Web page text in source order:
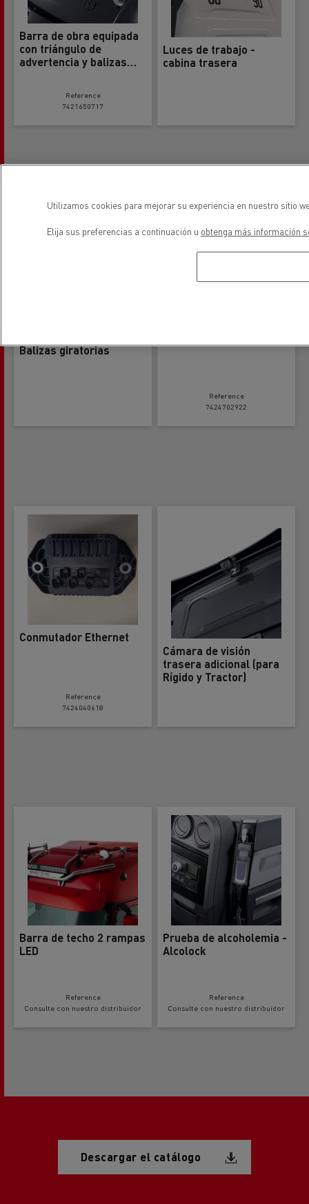
Barra de obra equipada
con triángulo de
advertencia y balizas
Reference
7421650717
Luces de trabajo -
cabina trasera
Balizas giratorias
Reference
7424702922
Conmutador Ethernet
Reference
7424040618
Cámara de visión
trasera adicional (para
Rígido y Tractor)
Barra de techo 2 rampas
LED
Reference
Consulte con nuestro distribuidor
Prueba de alcoholemia -
Alcolock
Reference
Consulte con nuestro distribuidor
Descargar el catálogo Document
Utilizamos cookies para mejorar su experiencia en nuestro sitio
Elija sus preferencias a continuación u obtenga más información